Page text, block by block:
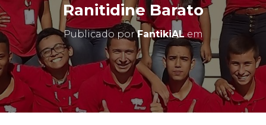
E
G
O
Ranitidine Barato
Publicado porFantikiALem